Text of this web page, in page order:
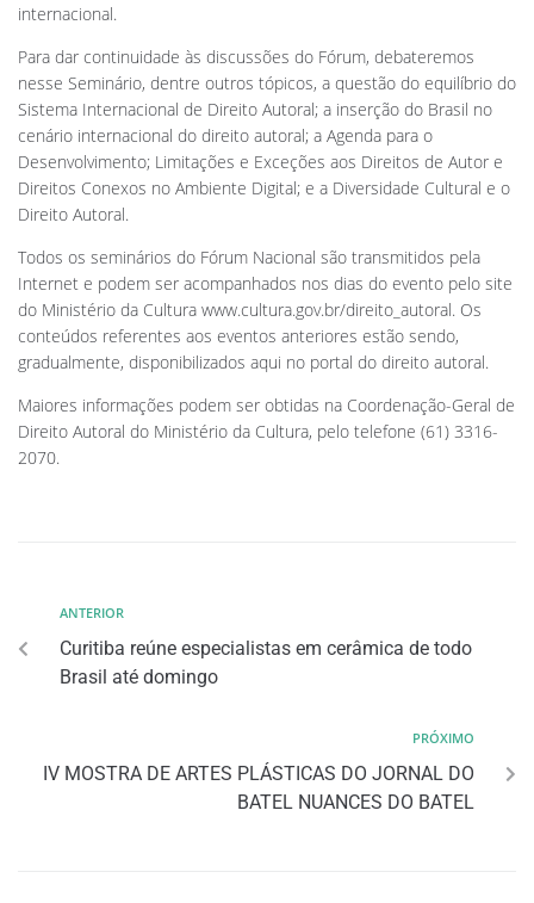
internacional.
Para dar continuidade às discussões do Fórum, debateremos
nesse Seminário, dentre outros tópicos, a questão do equilíbrio do
Sistema Internacional de Direito Autoral; a inserção do Brasil no
cenário internacional do direito autoral; a Agenda para o
Desenvolvimento; Limitações e Exceções aos Direitos de Autor e
Direitos Conexos no Ambiente Digital; e a Diversidade Cultural e o
Direito Autoral.
Todos os seminários do Fórum Nacional são transmitidos pela
Internet e podem ser acompanhados nos dias do evento pelo site
do Ministério da Cultura www.cultura.gov.br/direito_autoral. Os
conteúdos referentes aos eventos anteriores estão sendo,
gradualmente, disponibilizados aqui no portal do direito autoral.
Maiores informações podem ser obtidas na Coordenação-Geral de
Direito Autoral do Ministério da Cultura, pelo telefone (61) 3316-
2070.
ANTERIOR
Curitiba reúne especialistas em cerâmica de todo
Brasil até domingo
PRÓXIMO
IV MOSTRA DE ARTES PLÁSTICAS DO JORNAL DO
BATEL NUANCES DO BATEL